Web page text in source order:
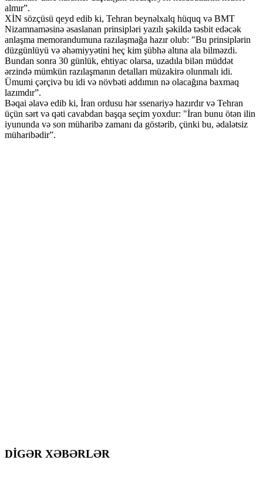
almır”.
XİN sözçüsü qeyd edib ki, Tehran beynəlxalq hüquq və BMT
Nizamnaməsinə əsaslanan prinsipləri yazılı şəkildə təsbit edəcək
anlaşma memorandumuna razılaşmağa hazır olub: "Bu prinsiplərin
düzgünlüyü və əhəmiyyətini heç kim şübhə altına ala bilməzdi.
Bundan sonra 30 günlük, ehtiyac olarsa, uzadıla bilən müddət
ərzində mümkün razılaşmanın detalları müzakirə olunmalı idi.
Ümumi çərçivə bu idi və növbəti addımın nə olacağına baxmaq
lazımdır”.
Bəqai əlavə edib ki, İran ordusu hər ssenariyə hazırdır və Tehran
üçün sərt və qəti cavabdan başqa seçim yoxdur: "İran bunu ötən ilin
iyununda və son müharibə zamanı da göstərib, çünki bu, ədalətsiz
müharibədir”.
DİGƏR XƏBƏRLƏR